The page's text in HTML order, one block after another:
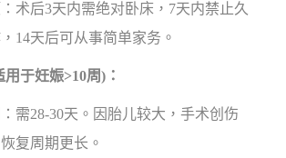
后3天内需绝对卧床，7天内禁止久
14天后可从事简单家务。
于妊娠>10周)：
28-30天。因胎儿较大，手术创伤
复周期更长。